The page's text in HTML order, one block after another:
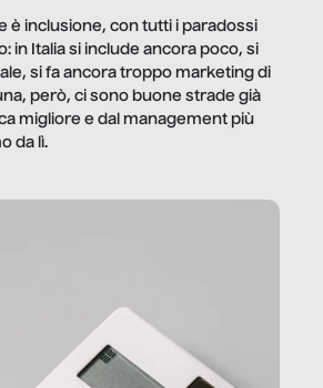
è inclusione, con tutti i paradossi
in Italia si include ancora poco, si
si fa ancora troppo marketing di
però, ci sono buone strade già
migliore e dal management più
da lì.